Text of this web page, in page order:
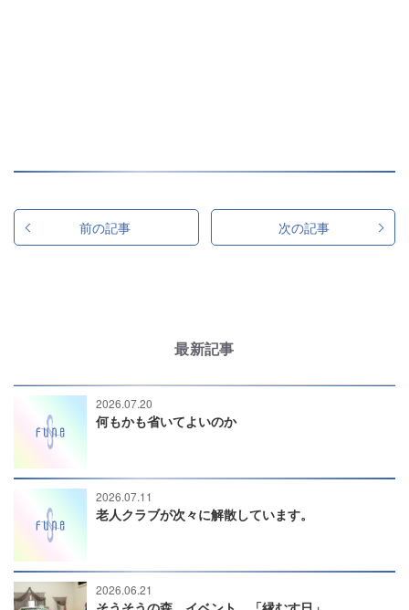
前の記事 次の記事
最新記事
2026.07.20
何もかも省いてよいのか
2026.07.11
老人クラブが次々に解散しています。
2026.06.21